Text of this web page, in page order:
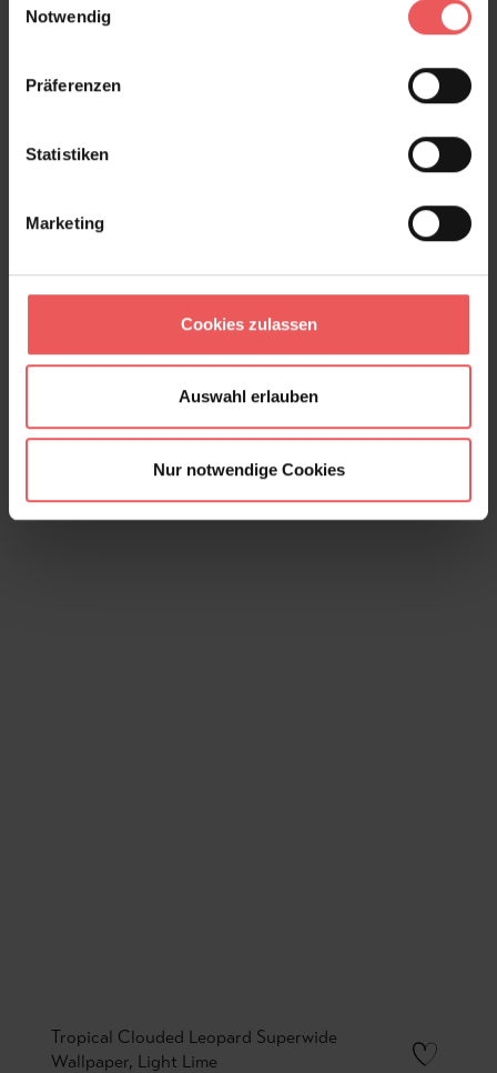
Notwendig
Präferenzen
Statistiken
Marketing
Cookies zulassen
Auswahl erlauben
Nur notwendige Cookies
Tropical Clouded Leopard Superwide
Wallpaper, Grey
Tropical Clouded Leopard Superwide
Wallpaper, Light Lime